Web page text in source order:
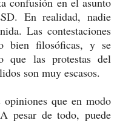
En realidad, nadie
Las contestaciones
bien filosóficas, y se
que las protestas del
son muy escasos.
que en modo
pesar de todo, puede